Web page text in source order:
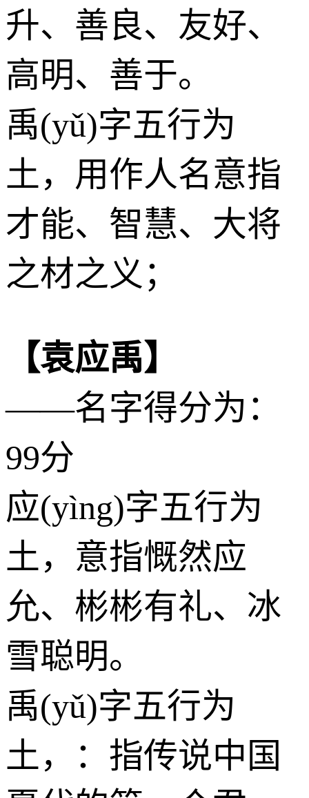
升、善良、友好、
高明、善于。
禹(yǔ)字五行为
土，用作人名意指
才能、智慧、大将
之材之义；
【袁应禹】
——名字得分为：
99分
应(yìng)字五行为
土，意指慨然应
允、彬彬有礼、冰
雪聪明。
禹(yǔ)字五行为
土，：指传说中国